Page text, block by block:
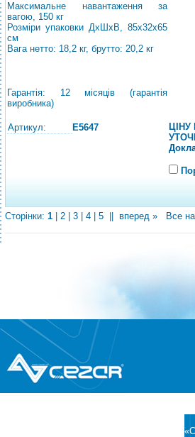
Максимальне навантаження за
вагою, 150 кг
Розміри упаковки ДхШхВ, 85х32х65
см
Вага нетто: 18,2 кг, брутто: 20,2 кг
Гарантія: 12 місяців (гарантія
виробника)
Артикул: E5647
ЦІНУ
Сторінки: 1 2 3 4 5 вперед » Все на
®